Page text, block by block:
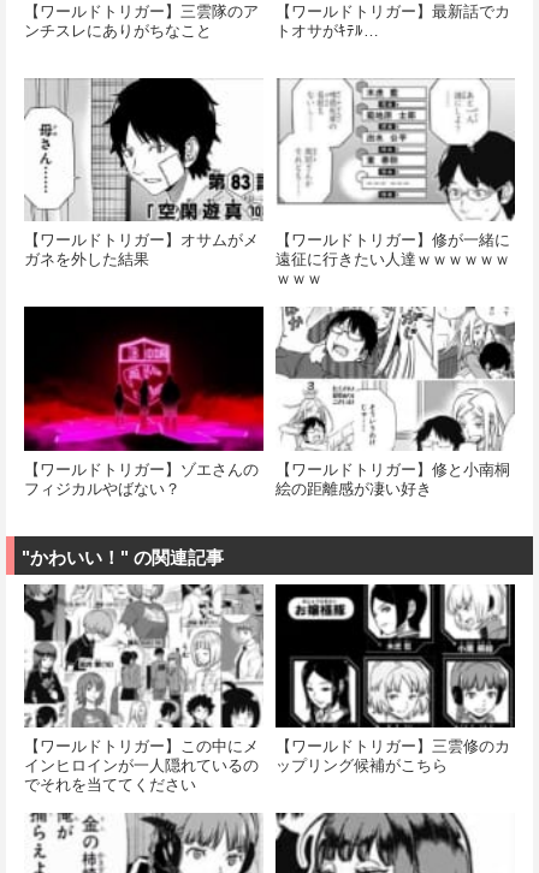
【ワールドトリガー】三雲隊のア
ンチスレにありがちなこと
【ワールドトリガー】最新話でカ
トオサがｷﾃﾙ…
【ワールドトリガー】オサムがメ
ガネを外した結果
【ワールドトリガー】修が一緒に
遠征に行きたい人達ｗｗｗｗｗｗ
ｗｗｗ
【ワールドトリガー】ゾエさんの
フィジカルやばない？
【ワールドトリガー】修と小南桐
絵の距離感が凄い好き
"かわいい！" の関連記事
【ワールドトリガー】この中にメ
インヒロインが一人隠れているの
でそれを当ててください
【ワールドトリガー】三雲修のカ
ップリング候補がこちら